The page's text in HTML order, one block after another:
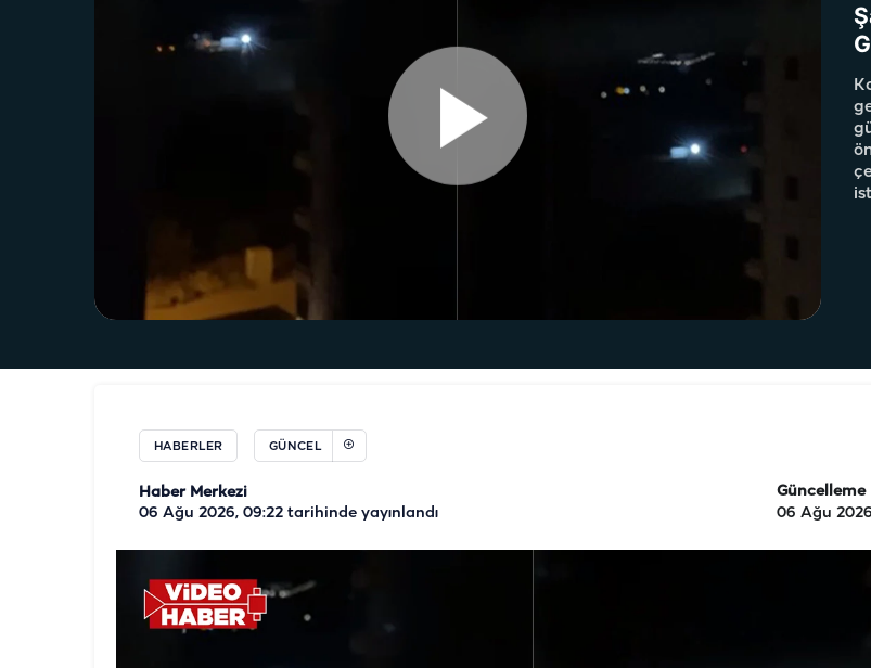
HABERLER GÜNCEL
Haber Merkezi
06 Ağu 2026, 09:22 tarihinde yayınlandı
Güncelleme
06 Ağu